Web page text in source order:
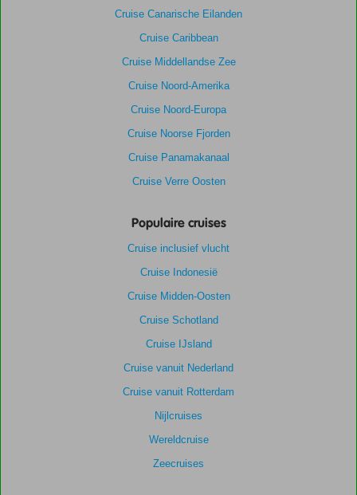
Cruise Canarische Eilanden
Cruise Caribbean
Cruise Middellandse Zee
Cruise Noord-Amerika
Cruise Noord-Europa
Cruise Noorse Fjorden
Cruise Panamakanaal
Cruise Verre Oosten
Populaire cruises
Cruise inclusief vlucht
Cruise Indonesië
Cruise Midden-Oosten
Cruise Schotland
Cruise IJsland
Cruise vanuit Nederland
Cruise vanuit Rotterdam
Nijlcruises
Wereldcruise
Zeecruises